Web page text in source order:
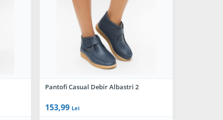
Pantofi Casual Debir Albastri 2
153,99 Lei